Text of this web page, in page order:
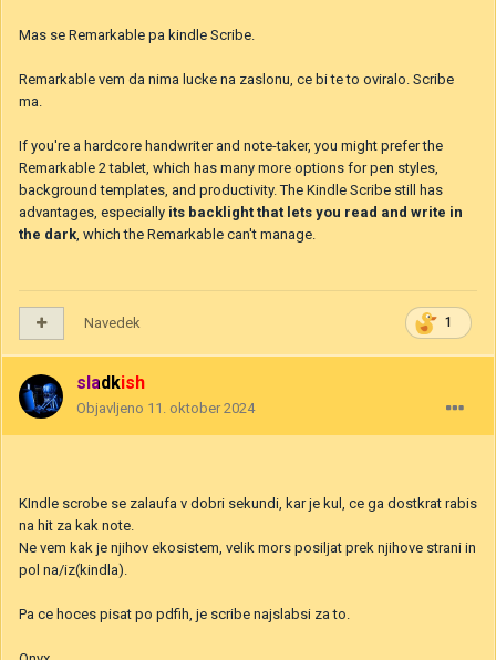
Mas se Remarkable pa kindle Scribe.
Remarkable vem da nima lucke na zaslonu, ce bi te to oviralo. Scribe
ma.
If you're a hardcore handwriter and note-taker, you might prefer the
Remarkable 2 tablet, which has many more options for pen styles,
background templates, and productivity. The Kindle Scribe still has
advantages, especially its backlight that lets you read and write in
the dark , which the Remarkable can't manage.
1
Navedek
sladkish
Objavljeno 11. oktober 2024
KIndle scrobe se zalaufa v dobri sekundi, kar je kul, ce ga dostkrat rabis
na hit za kak note.
Ne vem kak je njihov ekosistem, velik mors posiljat prek njihove strani in
pol na/iz(kindla).
Pa ce hoces pisat po pdfih, je scribe najslabsi za to.